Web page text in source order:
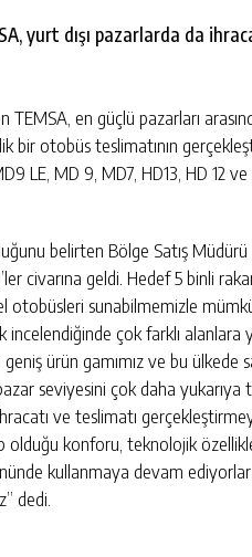
yurt dışı pazarlarda da
en güçlü pazarları
bir otobüs teslimatının
LE, MD 9, MD7, HD13, HD 12
belirten Bölge Satış Müdürü
civarına geldi. Hedef 5 binli
otobüsleri sunabilmemizle
incelendiğinde çok farklı alanlara
ürün gamımız ve bu ülkede
seviyesini çok daha yukarıya
ve teslimatı
olduğu konforu, teknolojik
kullanmaya devam
dedi.